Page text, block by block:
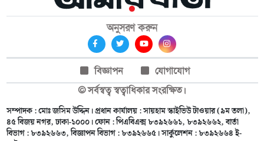
অনুসরণ করুন
বিজ্ঞাপন
যোগাযোগ
© সর্বস্বত্ব স্বত্বাধিকার সংরক্ষিত।
সম্পাদক : মোঃ জসিম উদ্দিন। প্রধান কার্যালয় : সায়হাম স্কাইভিউ টাওয়ার (৯ম তলা),
৪৫ বিজয় নগর, ঢাকা-১০০০। ফোন : পিএবিএক্স ৮৩৯২৬৬১, ৮৩৯২৬৬২, বার্তা
বিভাগ : ৮৩৯২৬৬৩, বিজ্ঞাপন বিভাগ : ৮৩৯২৬৬৫। সার্কুলেশন : ৮৩৯২৬৬৪ ই-